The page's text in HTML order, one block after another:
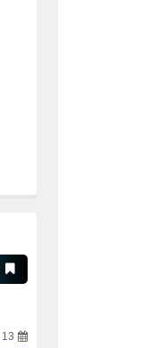
13 مايو 2021